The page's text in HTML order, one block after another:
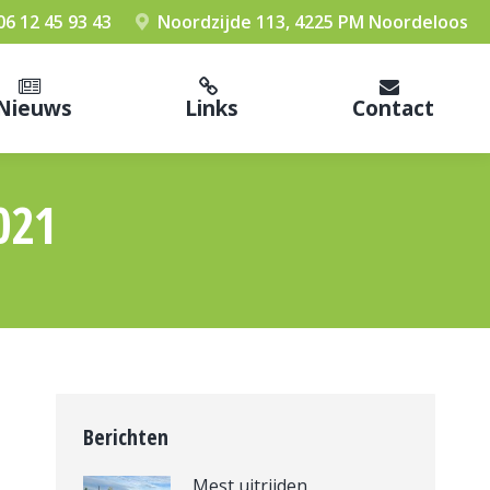
12 45 93 43 Noordzijde 113, 4225 PM Noordeloos
Links Contact
Berichten